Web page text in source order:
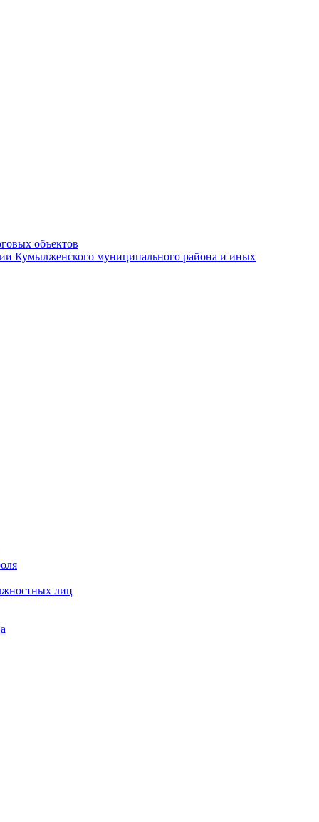
объектов
Кумылженского муниципального района и иных
лиц